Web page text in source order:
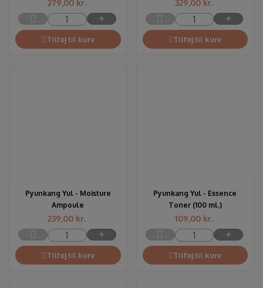
279,00 kr.
Tilføj til kurv
329,00 kr.
Tilføj til kurv
Pyunkang Yul - Moisture
Ampoule
239,00 kr.
Tilføj til kurv
Pyunkang Yul - Essence
Toner (100 ml.)
109,00 kr.
Tilføj til kurv